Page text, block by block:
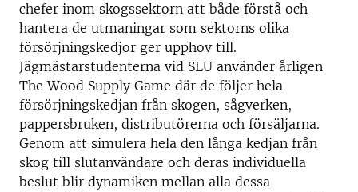
chefer inom skogssektorn att både förstå och
hantera de utmaningar som sektorns olika
försörjningskedjor ger upphov till.
Jägmästarstudenterna vid SLU använder årligen
The Wood Supply Game där de följer hela
försörjningskedjan från skogen, sågverken,
pappersbruken, distributörerna och försäljarna.
Genom att simulera hela den långa kedjan från
skog till slutanvändare och deras individuella
beslut blir dynamiken mellan alla dessa